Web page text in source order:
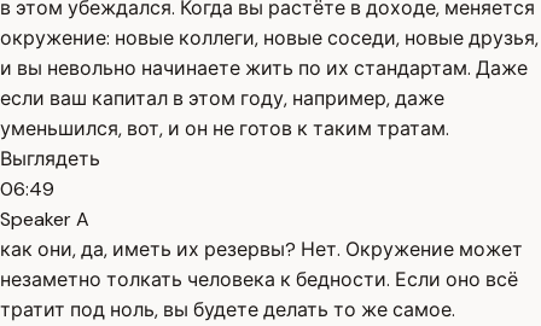
в этом убеждался. Когда вы растёте в доходе, меняется
окружение: новые коллеги, новые соседи, новые друзья,
и вы невольно начинаете жить по их стандартам. Даже
если ваш капитал в этом году, например, даже
уменьшился, вот, и он не готов к таким тратам.
Выглядеть
06:49
Speaker A
как они, да, иметь их резервы? Нет. Окружение может
незаметно толкать человека к бедности. Если оно всё
тратит под ноль, вы будете делать то же самое.